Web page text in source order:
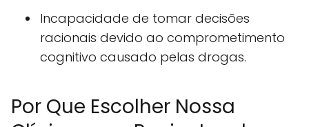
Incapacidade de tomar decisões
racionais devido ao comprometimento
cognitivo causado pelas drogas.
Por Que Escolher Nossa